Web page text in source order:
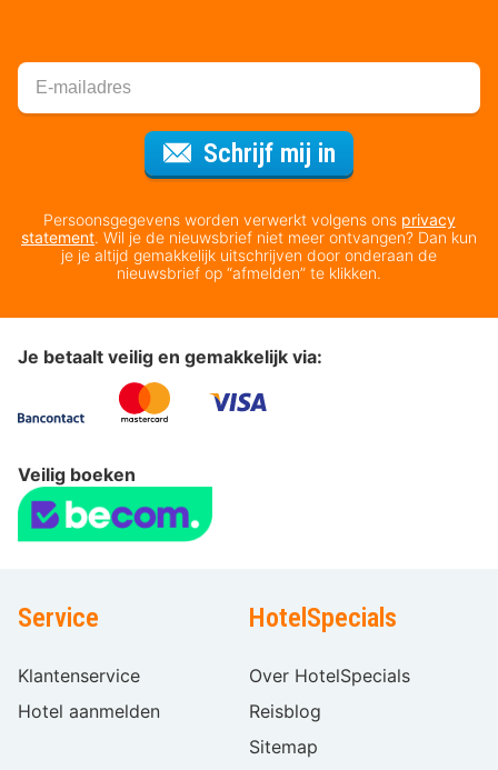
Schrijf mij in
Persoonsgegevens worden verwerkt volgens ons privacy
statement. Wil je de nieuwsbrief niet meer ontvangen? Dan kun
je je altijd gemakkelijk uitschrijven door onderaan de
nieuwsbrief op “afmelden” te klikken.
Je betaalt veilig en gemakkelijk via:
Veilig boeken
Service
Klantenservice
Hotel aanmelden
HotelSpecials
Over HotelSpecials
Reisblog
Sitemap